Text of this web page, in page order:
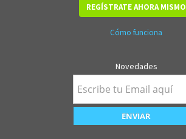
REGÍSTRATE AHORA MISMO
Cómo funciona
Novedades